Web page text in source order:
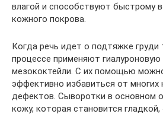
влагой и способствуют быстрому
кожного покрова.
Когда речь идет о подтяжке
процессе применяют
мезококтейли. С их помощью
эффективно избавиться от многих
дефектов. Сыворотки в основном
кожу, которая становится